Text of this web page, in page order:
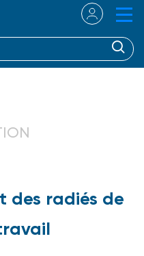
radiés de